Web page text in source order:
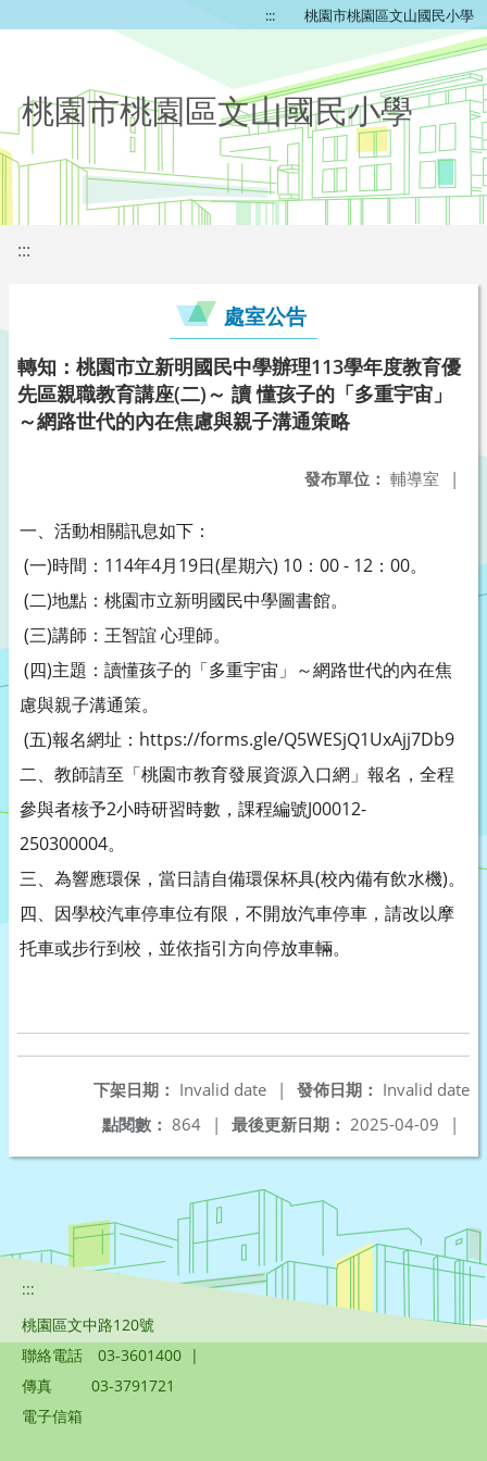
::: 桃園市桃園區文山國民小學
桃園市桃園區文山國民小學
:::
處室公告
轉知：桃園市立新明國民中學辦理113學年度教育優
先區親職教育講座(二)～ 讀 懂孩子的「多重宇宙」
～網路世代的內在焦慮與親子溝通策略
發布單位： 輔導室 |
一、活動相關訊息如下：
(一)時間：114年4月19日(星期六) 10：00 - 12：00。
(二)地點：桃園市立新明國民中學圖書館。
(三)講師：王智誼 心理師。
(四)主題：讀懂孩子的「多重宇宙」～網路世代的內在焦
慮與親子溝通策。
(五)報名網址：https://forms.gle/Q5WESjQ1UxAjj7Db9
二、教師請至「桃園市教育發展資源入口網」報名，全程
參與者核予2小時研習時數，課程編號J00012-
250300004。
三、為響應環保，當日請自備環保杯具(校內備有飲水機)。
四、因學校汽車停車位有限，不開放汽車停車，請改以摩
托車或步行到校，並依指引方向停放車輛。
發佈日期： Invalid date
下架日期： Invalid date
|
最後更新日期： 2025-04-09 |
點閱數： 864 |
:::
桃園區文中路120號
聯絡電話
03-3601400 |
傳真
03-3791721
電子信箱